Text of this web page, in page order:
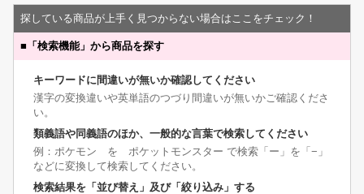
探している商品が上手く見つからない場合はここをチェック！
■ 「検索機能」から商品を探す
キーワードに間違いが無いか確認してください
漢字の変換違いや英単語のつづり間違いが無いかご確認くださ
い。
類義語や同義語のほか、一般的な言葉で検索してください
例：ポケモン を ポケットモンスター で検索「ー」を「−」
などに変換して検索してください。
検索結果を「並び替え」及び「絞り込み」する